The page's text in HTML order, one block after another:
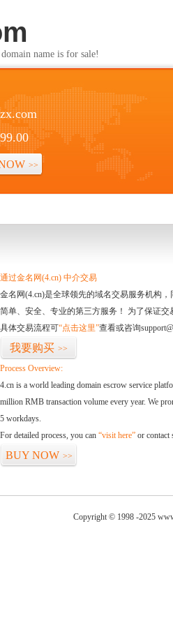
name is for sale!
>>
通过金名网(4.cn) 中介交易
金名网(4.cn)是全球领先的域名交易服务机构
简单、安全、专业的第三方服务！ 为了保证
具体交易流程可“点击这里”查看或咨询
我要购买 >>
Process Overview:
4.cn is a world leading domain escrow service
million RMB transaction volume every year. We
5 workdays.
For detailed process, you can “visit here” or contact
BUY NOW >>
Copyright © 1998 -2025